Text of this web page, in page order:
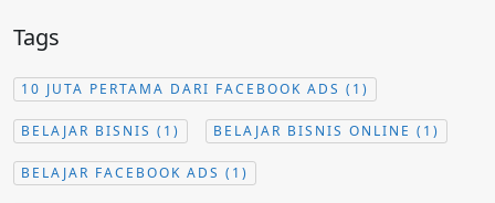
Tags
10 JUTA PERTAMA DARI FACEBOOK ADS (1)
BELAJAR BISNIS (1) BELAJAR BISNIS ONLINE (1)
BELAJAR FACEBOOK ADS (1)